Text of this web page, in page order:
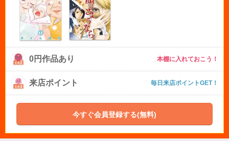
0円作品あり 本棚に入れておこう！
来店ポイント 毎日来店ポイントGET！
今すぐ会員登録する(無料)